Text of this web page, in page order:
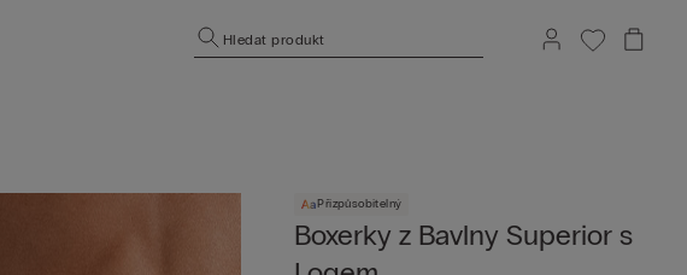
Hledat produkt
Přizpůsobitelný
Boxerky z Bavlny Superior s